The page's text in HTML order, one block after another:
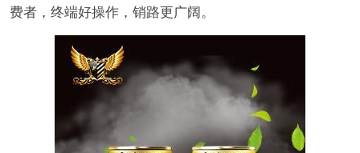
费者，终端好操作，销路更广阔。